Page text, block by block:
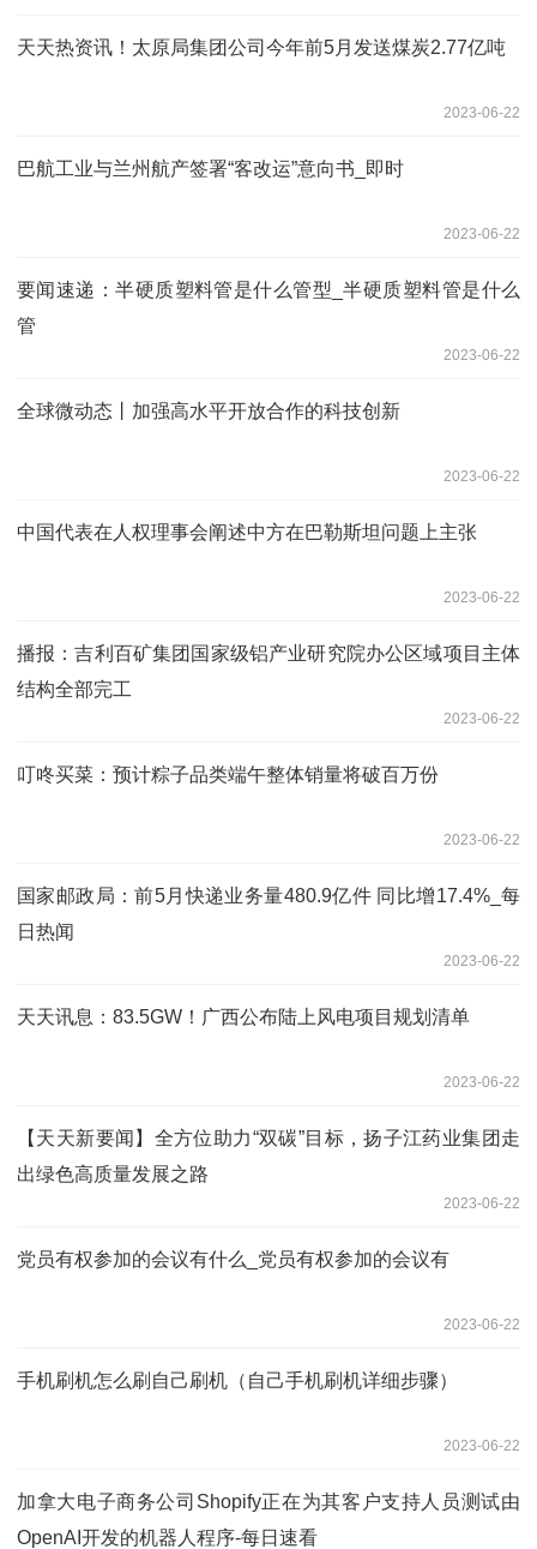
天天热资讯！太原局集团公司今年前5月发送煤炭2.77亿吨
2023-06-22
巴航工业与兰州航产签署“客改运”意向书_即时
2023-06-22
要闻速递：半硬质塑料管是什么管型_半硬质塑料管是什么
管
2023-06-22
全球微动态丨加强高水平开放合作的科技创新
2023-06-22
中国代表在人权理事会阐述中方在巴勒斯坦问题上主张
2023-06-22
播报：吉利百矿集团国家级铝产业研究院办公区域项目主体
结构全部完工
2023-06-22
叮咚买菜：预计粽子品类端午整体销量将破百万份
2023-06-22
国家邮政局：前5月快递业务量480.9亿件 同比增17.4%_每
日热闻
2023-06-22
天天讯息：83.5GW！广西公布陆上风电项目规划清单
2023-06-22
【天天新要闻】全方位助力“双碳”目标，扬子江药业集团走
出绿色高质量发展之路
2023-06-22
党员有权参加的会议有什么_党员有权参加的会议有
2023-06-22
手机刷机怎么刷自己刷机（自己手机刷机详细步骤）
2023-06-22
加拿大电子商务公司Shopify正在为其客户支持人员测试由
OpenAI开发的机器人程序-每日速看